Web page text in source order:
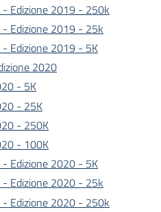
Edizione 2019 - 250k
Edizione 2019 - 25k
Edizione 2019 - 5K
2020
- 5K
- 25K
- 250K
- 100K
Edizione 2020 - 5K
Edizione 2020 - 25k
Edizione 2020 - 250k